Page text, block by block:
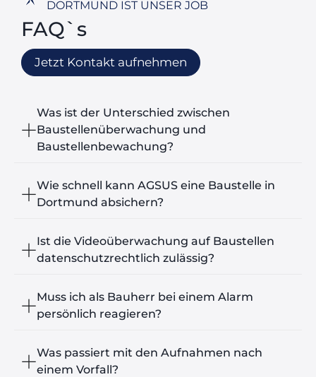
DORTMUND IST UNSER JOB
FAQ`s
Jetzt Kontakt aufnehmen
Was ist der Unterschied zwischen
Baustellenüberwachung und
Baustellenbewachung?
Wie schnell kann AGSUS eine Baustelle in
Dortmund absichern?
Ist die Videoüberwachung auf Baustellen
datenschutzrechtlich zulässig?
Muss ich als Bauherr bei einem Alarm
persönlich reagieren?
Was passiert mit den Aufnahmen nach
einem Vorfall?